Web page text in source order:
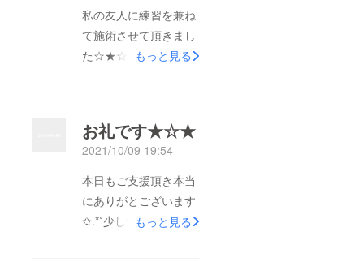
私の友人に練習を兼ね
て施術させて頂きまし
た☆★☆友人はエステ
も気持ちよく、脚のダ
ルさが解消されたと喜
んで頂けました♡♡♡
もっと見る
お礼です★☆★
2021/10/09 19:54
本日もご支援頂き本当
にありがとございます
✩.*˚少しずつ前に進め
もっと見る